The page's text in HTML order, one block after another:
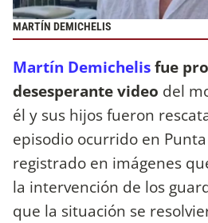
MARTÍN DEMICHELIS
Martín Demichelisfue
desesperante video del
él y sus hijos fueron
episodio ocurrido en
registrado en imágenes
la intervención de los
que la situación se